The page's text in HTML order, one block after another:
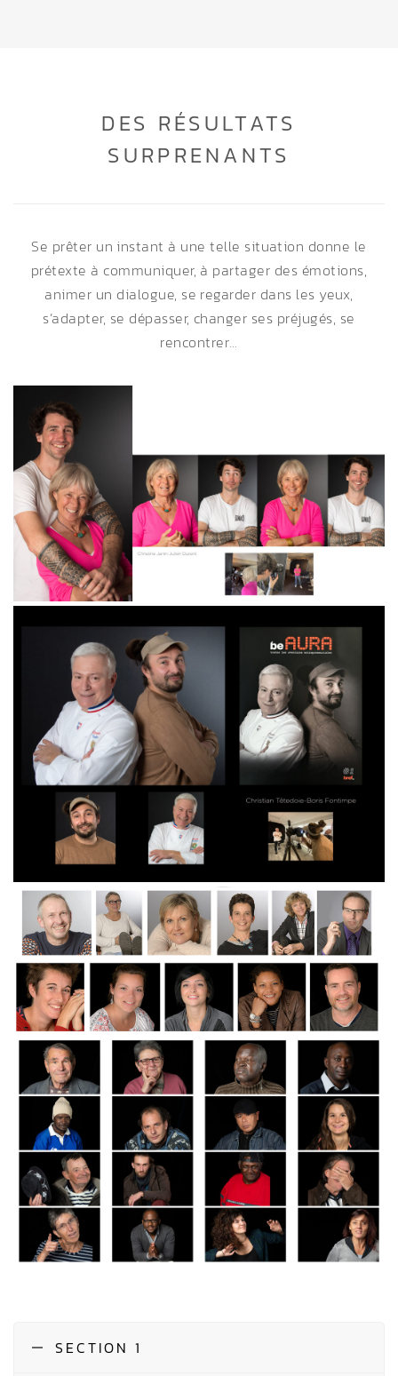
DES RÉSULTATS
SURPRENANTS
Se prêter un instant à une telle situation donne le
prétexte à communiquer, à partager des émotions,
animer un dialogue, se regarder dans les yeux,
s’adapter, se dépasser, changer ses préjugés, se
rencontrer…
C.JANIN-J.DURANT
Christine Janin, alpiniste a rencontré Julien Durant,
CEO de Picture au travers de l’objectif et
réciproquement.
CHRISTIAN-BORIS
Galerie de portraits Regards Croisés
SECTION 1